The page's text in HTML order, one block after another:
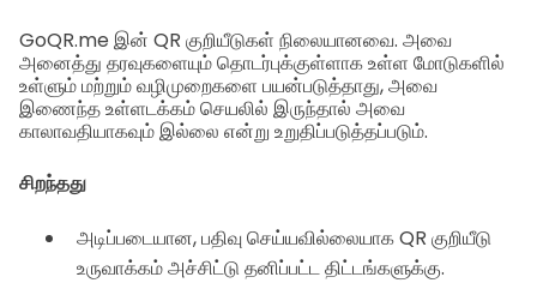
GoQR.me இன் QR குறியீடுகள் நிலையானவை. அவை
அனைத்து தரவுகளையும் தொடர்புக்குள்ளாக உள்ள மோடுகளில்
உள்ளும் மற்றும் வழிமுறைகளை பயன்படுத்தாது, அவை
இணைந்த உள்ளடக்கம் செயலில் இருந்தால் அவை
காலாவதியாகவும் இல்லை என்று உறுதிப்படுத்தப்படும்.
சிறந்தது
அடிப்படையான, பதிவு செய்யவில்லையாக QR குறியீடு
உருவாக்கம் அச்சிட்டு தனிப்பட்ட திட்டங்களுக்கு.